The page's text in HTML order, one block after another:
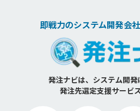
即戦力のシステム開発会
発注ナビは、システム開発
発注先選定支援サービス